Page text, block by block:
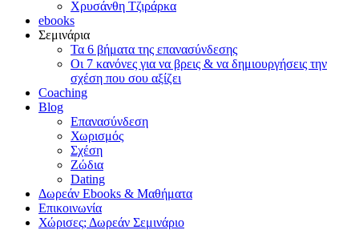
Χρυσάνθη Τζιράρκα
ebooks
Σεμινάρια
Τα 6 βήματα της επανασύνδεσης
Οι 7 κανόνες για να βρεις & να δημιουργήσεις την
σχέση που σου αξίζει
Coaching
Blog
Επανασύνδεση
Χωρισμός
Σχέση
Ζώδια
Dating
Δωρεάν Ebooks & Μαθήματα
Επικοινωνία
Χώρισες; Δωρεάν Σεμινάριο